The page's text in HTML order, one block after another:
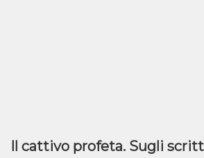
Il cattivo profeta. Sugli